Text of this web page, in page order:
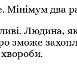
Мінімум два
Людина,
зможе
хвороби.